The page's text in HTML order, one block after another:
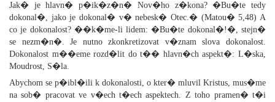
Jak� je hlavn� p�ik�z�n� Nov�ho z�kona? �Bu�te tedy
dokonal�, jako je dokonal� v� nebesk� Otec.� (Matou� 5,48) A
co je dokonalost? ��k�me-li lidem: �Bu�te dokonal�!�, stejn�
se nezm�n�. Je nutno zkonkretizovat v�znam slova dokonalost.
Dokonalost m��eme rozd�lit do t�� hlavn�ch aspekt�: L�ska,
Moudrost, S�la.
Abychom se p�ibl�ili k dokonalosti, o kter� mluvil Kristus, mus�me
na sob� pracovat ve v�ech t�ech aspektech. Z toho pramen� t�i